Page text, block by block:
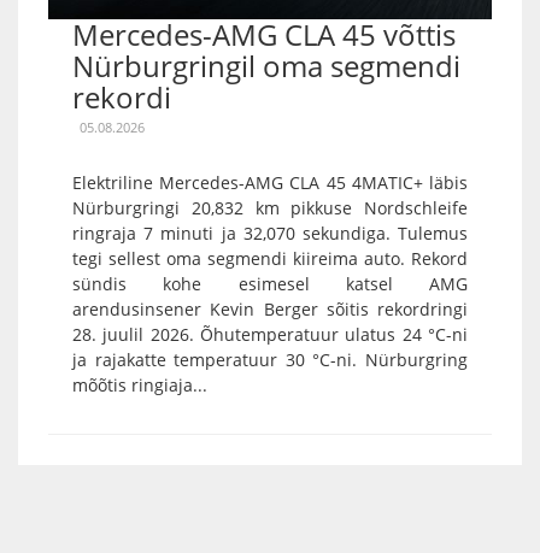
Mercedes-AMG CLA 45 võttis
Nürburgringil oma segmendi
rekordi
05.08.2026
Elektriline Mercedes-AMG CLA 45 4MATIC+ läbis
Nürburgringi 20,832 km pikkuse Nordschleife
ringraja 7 minuti ja 32,070 sekundiga. Tulemus
tegi sellest oma segmendi kiireima auto. Rekord
sündis kohe esimesel katsel AMG
arendusinsener Kevin Berger sõitis rekordringi
28. juulil 2026. Õhutemperatuur ulatus 24 °C-ni
ja rajakatte temperatuur 30 °C-ni. Nürburgring
mõõtis ringiaja...